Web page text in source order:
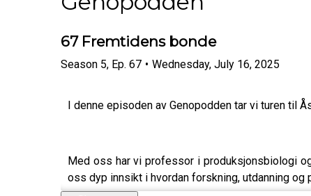
67 Fremtidens bonde
Season 5, Ep. 67 • Wednesday, July 16, 2025
I denne episoden av Genopodden tar vi turen til
Med oss har vi professor i produksjonsbiologi
oss dyp innsikt i hvordan forskning, utdanning og